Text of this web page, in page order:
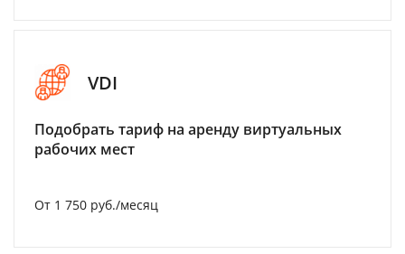
VDI
Подобрать тариф на аренду виртуальных
рабочих мест
От 1 750 руб./месяц